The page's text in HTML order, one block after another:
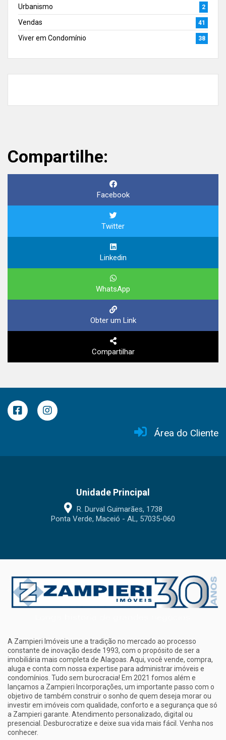
Urbanismo 2
Vendas 41
Viver em Condomínio 38
Compartilhe:
Facebook
Twitter
Linkedin
WhatsApp
Obter um Link
Compartilhar
Área do Cliente
Unidade Principal
R. Durval Guimarães, 1738
Ponta Verde, Maceió - AL, 57035-060
A Zampieri Imóveis une a tradição no mercado ao processo
constante de inovação desde 1993, com o propósito de ser a
imobiliária mais completa de Alagoas. Aqui, você vende, compra,
aluga e conta com nossa expertise para administrar imóveis e
condomínios. Tudo sem burocracia! Em 2021 fomos além e
lançamos a Zampieri Incorporações, um importante passo com o
objetivo de também construir o sonho de quem deseja morar ou
investir em imóveis com qualidade, conforto e a segurança que só
a Zampieri garante. Atendimento personalizado, digital ou
presencial. Desburocratize e deixe sua vida mais fácil. Venha nos
conhecer.